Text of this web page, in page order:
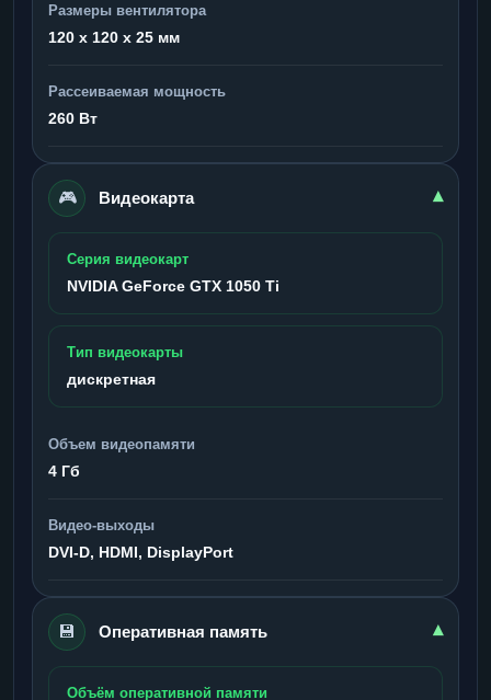
Размеры вентилятора
120 x 120 x 25 мм
Рассеиваемая мощность
260 Вт
🎮 Видеокарта ▾
Серия видеокарт
NVIDIA GeForce GTX 1050 Ti
Тип видеокарты
дискретная
Объем видеопамяти
4 Гб
Видео-выходы
DVI-D, HDMI, DisplayPort
💾 Оперативная память ▾
Объём оперативной памяти